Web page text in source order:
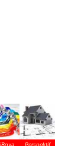
Perspektif